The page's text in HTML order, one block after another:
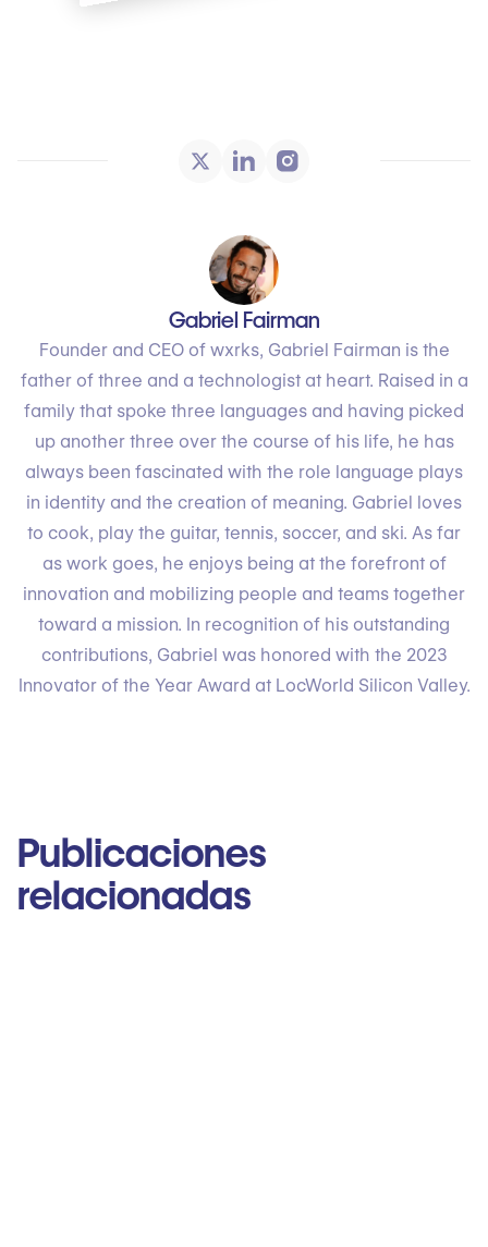
Gabriel Fairman
Founder and CEO of wxrks, Gabriel Fairman is the
father of three and a technologist at heart. Raised in a
family that spoke three languages and having picked
up another three over the course of his life, he has
always been fascinated with the role language plays
in identity and the creation of meaning. Gabriel loves
to cook, play the guitar, tennis, soccer, and ski. As far
as work goes, he enjoys being at the forefront of
innovation and mobilizing people and teams together
toward a mission. In recognition of his outstanding
contributions, Gabriel was honored with the 2023
Innovator of the Year Award at LocWorld Silicon Valley.
Publicaciones
relacionadas